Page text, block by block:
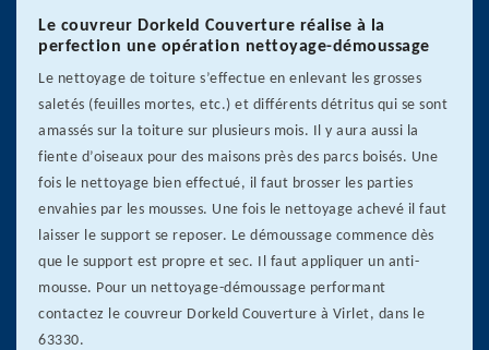
Le couvreur Dorkeld Couverture réalise à la
perfection une opération nettoyage-démoussage
Le nettoyage de toiture s’effectue en enlevant les grosses
saletés (feuilles mortes, etc.) et différents détritus qui se sont
amassés sur la toiture sur plusieurs mois. Il y aura aussi la
fiente d’oiseaux pour des maisons près des parcs boisés. Une
fois le nettoyage bien effectué, il faut brosser les parties
envahies par les mousses. Une fois le nettoyage achevé il faut
laisser le support se reposer. Le démoussage commence dès
que le support est propre et sec. Il faut appliquer un anti-
mousse. Pour un nettoyage-démoussage performant
contactez le couvreur Dorkeld Couverture à Virlet, dans le
63330.